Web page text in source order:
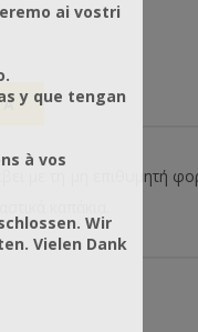
με τη μη επιθυμητή
καπάκια.
ai vostri
y que tengan
à vos
Wir
Vielen Dank